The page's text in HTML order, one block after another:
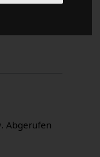
. Abgerufen